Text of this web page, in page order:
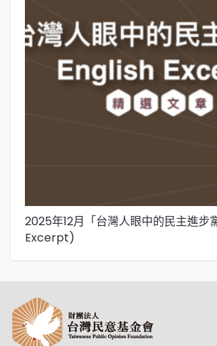
2025年12月「台灣人眼中的民主進步
Excerpt)